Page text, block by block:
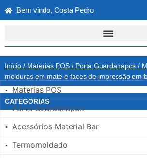
Bem vindo, Costa Pedro
Início / Materias POS / Porta Guardanapos /
molduras em mate e faces de impressão em
CATEGORIAS
▪ Materias POS
▪ Porta Guardanapos
▪ Acessórios Material Bar
▪ Termomoldado